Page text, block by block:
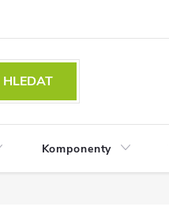
HLEDAT
Komponenty